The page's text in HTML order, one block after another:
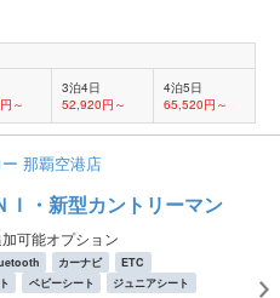
～
3泊4日
52,920円～
4泊5日
65,520円～
那覇空港店
Ｉ・新型カントリーマン
可能オプション
カーナビ
ETC
ベビーシート ジュニアシート